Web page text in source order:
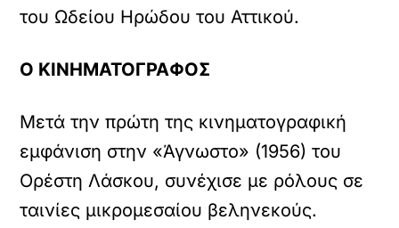
του Ωδείου Ηρώδου του Αττικού.
Ο ΚΙΝΗΜΑΤΟΓΡΑΦΟΣ
Μετά την πρώτη της κινηματογραφική
εμφάνιση στην «Άγνωστο» (1956) του
Ορέστη Λάσκου, συνέχισε με ρόλους σε
ταινίες μικρομεσαίου βεληνεκούς.